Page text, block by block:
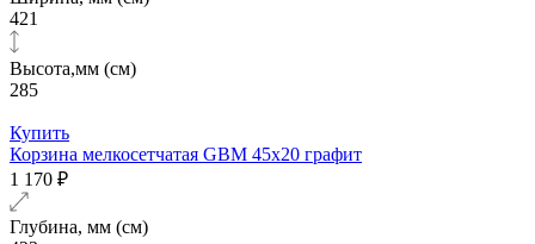
421
Высота,мм (см)
285
Купить
Корзина мелкосетчатая GBM 45х20 графит
1 170 ₽
Глубина, мм (см)